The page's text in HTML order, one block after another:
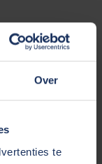
Over
te
dan 28%
zal naar